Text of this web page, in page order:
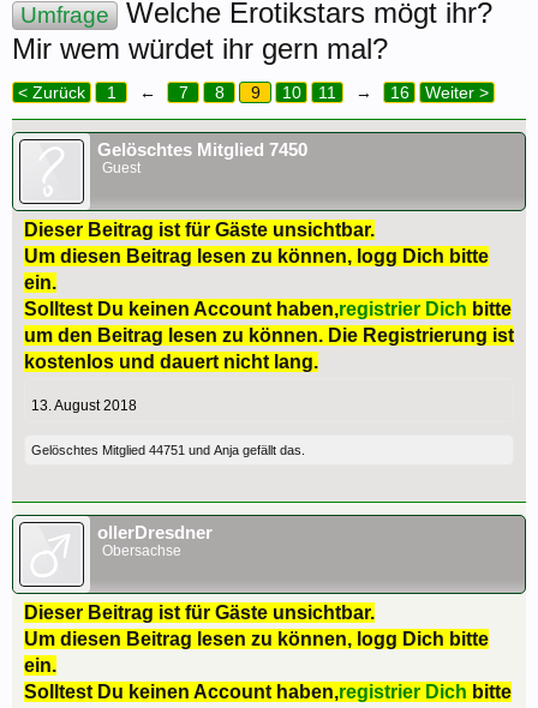
Umfrage
Welche Erotikstars mögt ihr?
Mir wem würdet ihr gern mal?
< Zurück 1 ← 7 8 9 10 11 → 16 Weiter >
Gelöschtes Mitglied 7450
Guest
Dieser Beitrag ist für Gäste unsichtbar.
Um diesen Beitrag lesen zu können, logg Dich bitte
ein.
Solltest Du keinen Account haben,registrier Dich bitte
um den Beitrag lesen zu können. Die Registrierung ist
kostenlos und dauert nicht lang.
13. August 2018
Gelöschtes Mitglied 44751 und Anja gefällt das.
ollerDresdner
Obersachse
Dieser Beitrag ist für Gäste unsichtbar.
Um diesen Beitrag lesen zu können, logg Dich bitte
ein.
Solltest Du keinen Account haben,registrier Dich bitte